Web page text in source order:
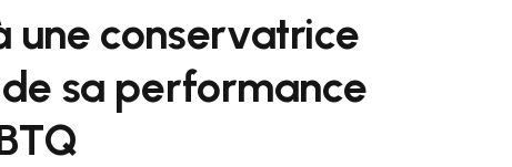
une conservatrice
sa performance